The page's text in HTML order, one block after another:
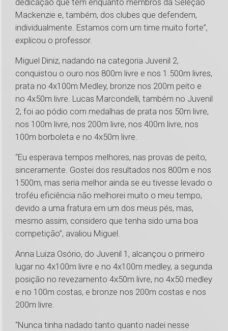
dedicação que têm enquanto membros da Seleção
Mackenzie e, também, dos clubes que defendem,
individualmente. Estamos com um time muito forte”,
explicou o professor.
Miguel Diniz, nadando na categoria Juvenil 2,
conquistou o ouro nos 800m livre e nos 1.500m livres,
prata no 4x100m Medley, bronze nos 200m peito e
no 4x50m livre. Lucas Marcondelli, também no Juvenil
2, foi ao pódio com medalhas de prata nos 50m livre,
nos 100m livre, nos 200m livre, nos 400m livre, nos
100m borboleta e no 4x50m livre.
“Eu esperava tempos melhores, nas provas de peito,
sinceramente. Gostei dos resultados nos 800m e nos
1500m, mas seria melhor ainda se eu tivesse levado o
troféu eficiência não melhorei muito o meu tempo,
devido a uma fratura em um dos meus pés, mas,
mesmo assim, considero que tenha sido uma boa
competição”, avaliou Miguel.
Anna Luiza Osório, do Juvenil 1, alcançou o primeiro
lugar no 4x100m livre e no 4x100m medley, a segunda
posição no revezamento 4x50m livre, no 4x50 medley
e no 100m costas, e bronze nos 200m costas e nos
200m livre.
“Nunca tinha nadado tanto quanto nadei nesse